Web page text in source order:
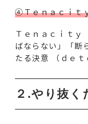
④Ｔｅｎａｃｉｔ
Ｔｅｎａｃｉｔｙ
ばならない」「断
たる決意 （ｄｅ
２.やり抜く